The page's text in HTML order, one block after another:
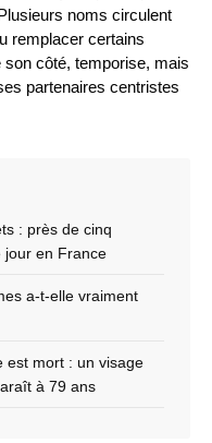
noms circulent
remplacer certains
côté, temporise, mais
partenaires centristes
: près de cinq
jour en France
a-t-elle vraiment
est mort : un visage
à 79 ans